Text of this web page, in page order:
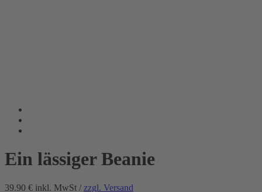
Ein lässiger Beanie
39.90 € inkl. MwSt / zzgl. Versand